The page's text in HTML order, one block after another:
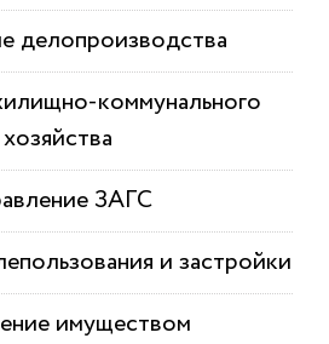
делопроизводства
коммунального
хозяйства
ЗАГС
и застройки
имуществом